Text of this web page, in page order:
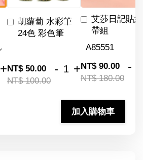
+
胡蘿蔔 水彩筆
24色 彩色筆
NT$ 50.00
NT$ 100.00
- +
艾莎日記貼
帶組
NT$ 90.00
NT$ 180.00
-
加入購物車